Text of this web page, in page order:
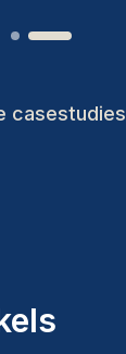
casestudies